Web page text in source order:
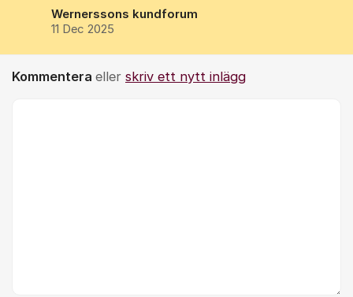
Wernerssons kundforum
11 Dec 2025
Kommentera eller skriv ett nytt inlägg